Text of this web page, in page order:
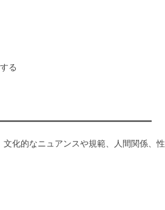
る
化的なニュアンスや規範、人間関係、性